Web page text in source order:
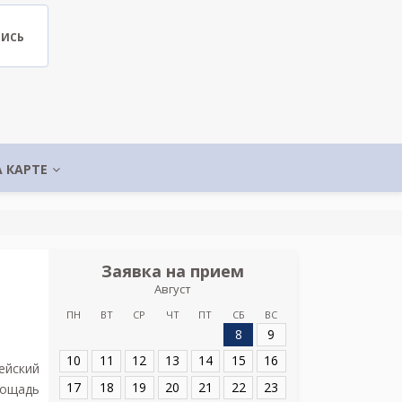
КАРТЕ
Заявка на прием
Август
ПН ВТ СР ЧТ ПТ СБ ВС
8
9
10
11 12 13 14 15
16
17
18 19 20 21 22
23